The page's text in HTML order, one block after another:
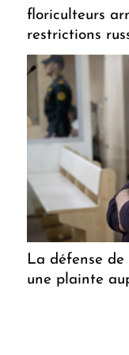
floriculteurs
restrictions
La défense de
une plainte